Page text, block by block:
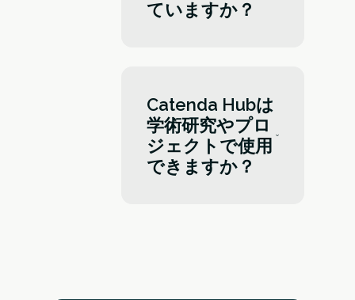
チェック、クリッシュ
ていますか？
データ環境（CDE）の
実践的な経験を与えま
す。設計調整、モデル
チェック、干渉チェッ
クの演習のためにカリ
Catenda Hubは
学術研究やプロ
ジェクトで使用
できますか？